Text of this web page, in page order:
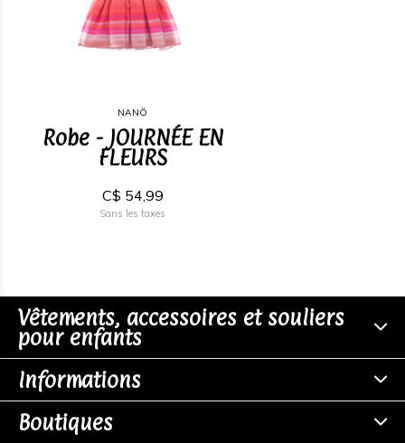
NANÖ
Robe - JOURNÉE EN
FLEURS
C$ 54,99
Sans les taxes
Vêtements, accessoires et souliers
pour enfants
Informations
Boutiques